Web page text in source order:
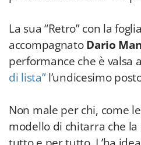
La sua “Retro” con la
accompagnatoDario
performance che è valsa
di lista”l’undicesimo
Non male per chi, come
modello di chitarra che